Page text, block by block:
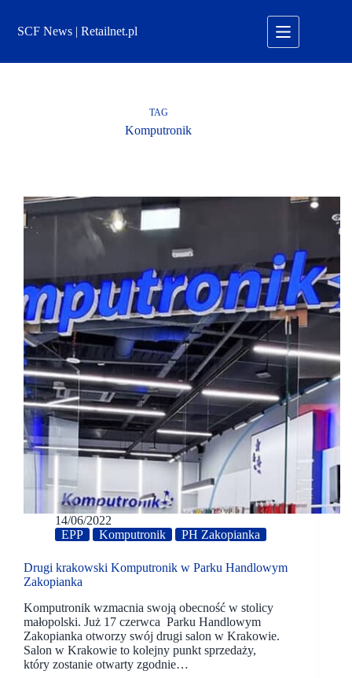
treściSCF News | Retailnet.pl
TAG
Komputronik
14/06/2022
EPP
Komputronik PH Zakopianka
Drugi krakowski Komputronik w Parku Handlowym
Zakopianka
Komputronik wzmacnia swoją obecność w stolicy
małopolski. Już 17 czerwca Parku Handlowym
Zakopianka otworzy swój drugi salon w Krakowie.
Salon w Krakowie to kolejny punkt sprzedaży,
który zostanie otwarty zgodnie…